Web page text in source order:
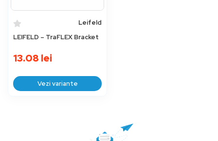
Leifeld
LEIFELD – TraFLEX Bracket
13.08 lei
Vezi variante